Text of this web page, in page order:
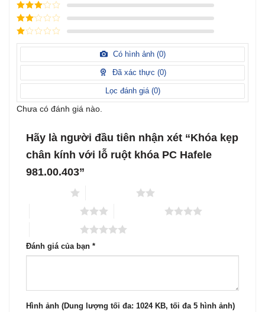
sao
Được xếp
hạng
sao
Được
xếp
hạng3
5 sao
Được
hạng
sao
Được
1
sao
Có hình ảnh (0)
Đã xác thực (0)
Lọc đánh giá (0)
Chưa có đánh giá nào.
Hãy là người đầu tiên nhận xét “Khóa kẹp
chân kính với lỗ ruột khóa PC Hafele
981.00.403”
Đánh giá của bạn *
Hình ảnh (Dung lượng tối đa: 1024 KB, tối đa 5 hình ảnh)